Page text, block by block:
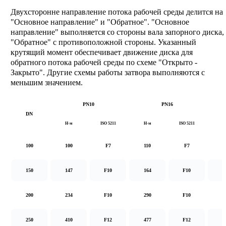
Двухсторонне направление потока рабочей среды делится на
"Основное направление" и "Обратное". "Основное
направление" выполняется со стороны вала запорного диска,
"Обратное" с противоположной стороны. Указанный
крутящий момент обеспечивает движение диска для
обратного потока рабочей среды по схеме "Открыто -
Закрыто". Другие схемы работы затвора выполняются с
меньшим значением.
DN
PN10 PN16
Н·м ISO 5211 Н·м ISO 5211
100 100 F7 110 F7
150 147 F10 164 F10
200 234 F10 290 F10
250 410 F12 477 F12